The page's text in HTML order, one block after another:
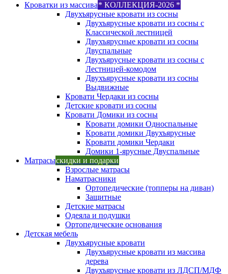
Кроватки из массива* КОЛЛЕКЦИЯ-2026 *
Двухъярусные кровати из сосны
Двухъярусные кровати из сосны с
Классической лестницей
Двухъярусные кровати из сосны
Двуспальные
Двухъярусные кровати из сосны с
Лестницей-комодом
Двухъярусные кровати из сосны
Выдвижные
Кровати Чердаки из сосны
Детские кровати из сосны
Кровати Домики из сосны
Кровати домики Односпальные
Кровати домики Двухъярусные
Кровати домики Чердаки
Домики 1-ярусные Двуспальные
Матрасыскидки и подарки
Взрослые матрасы
Наматрасники
Ортопедические (топперы на диван)
Защитные
Детские матрасы
Одеяла и подушки
Ортопедические основания
Детская мебель
Двухъярусные кровати
Двухъярусные кровати из массива
дерева
Двухъярусные кровати из ЛДСП/МДФ